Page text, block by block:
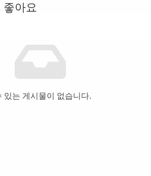
아요
있는 게시물이 없습니다.